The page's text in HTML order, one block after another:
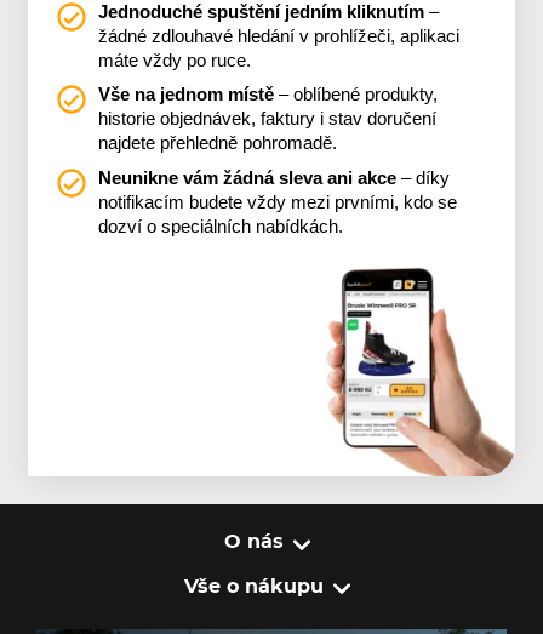
Jednoduché spuštění jedním kliknutím –
žádné zdlouhavé hledání v prohlížeči, aplikaci
máte vždy po ruce.
Vše na jednom místě – oblíbené produkty,
historie objednávek, faktury i stav doručení
najdete přehledně pohromadě.
Neunikne vám žádná sleva ani akce – díky
notifikacím budete vždy mezi prvními, kdo se
dozví o speciálních nabídkách.
O nás
Vše o nákupu